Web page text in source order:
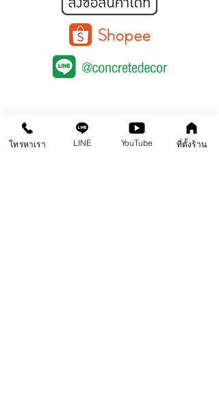
คอร์สอบรม
คอนกรีตพิมพ์ลาย
ติดต่อสาขา
คอนกรีตลอกลาย
โทรหาเรา LINE YouTube ที่ตั้งร้าน